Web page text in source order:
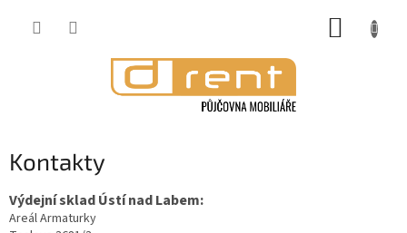
Kontakty
Výdejní sklad Ústí nad Labem:
Areál Armaturky